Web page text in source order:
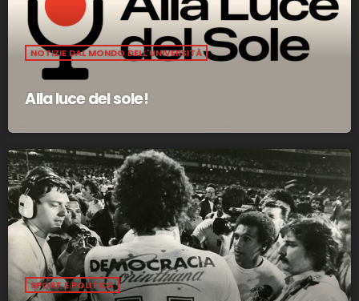
NOTIZIE DAL MONDO DELL'UNIVERSITÀ
Alla luce del sole!
SPORT E POLITICA